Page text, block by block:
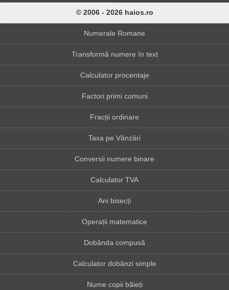
© 2006 - 2026 haios.ro
Numerale Romane
Transformă numere în text
Calculator procentaje
Factori primi comuni
Fracții ordinare
Taxa pe Vânzări
Conversii numere binare
Calculator TVA
Ani bisecți
Operații matematice
Dobânda compusă
Calculator dobânzi simple
Nume copii băieți